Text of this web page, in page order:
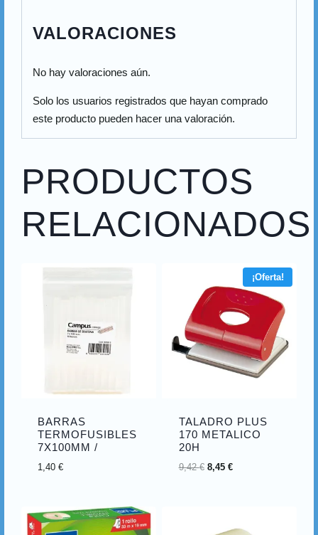
VALORACIONES
No hay valoraciones aún.
Solo los usuarios registrados que hayan comprado
este producto pueden hacer una valoración.
PRODUCTOS
RELACIONADOS
BARRAS
TERMOFUSIBLES
7X100MM /
1,40€
¡Oferta!
TALADRO PLUS
170 METALICO
20H
9,42€ 8,45 €